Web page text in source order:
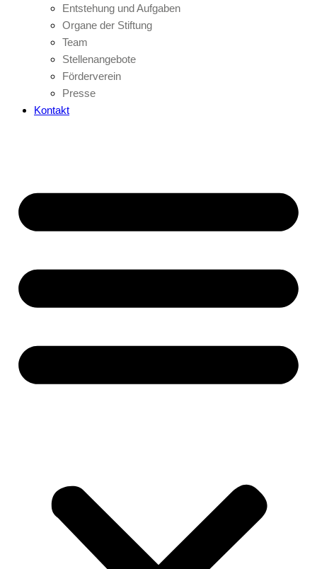
Entstehung und Aufgaben
Organe der Stiftung
Team
Stellenangebote
Förderverein
Presse
Kontakt